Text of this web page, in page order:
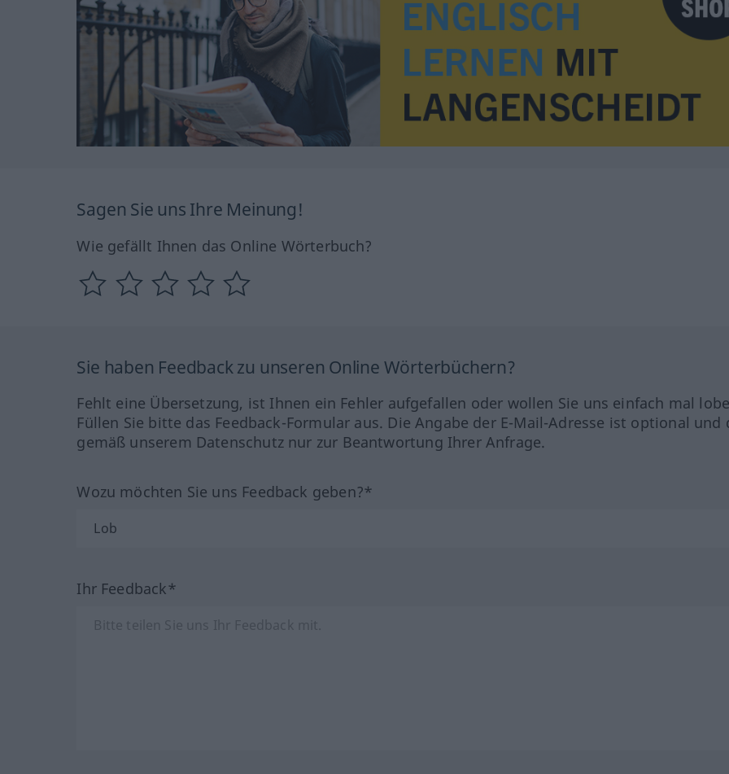
Sagen Sie uns Ihre Meinung!
Wie gefällt Ihnen das Online Wörterbuch?
Sie haben Feedback zu unseren Online Wörterbüchern?
Fehlt eine Übersetzung, ist Ihnen ein Fehler aufgefallen oder wollen Sie uns einfach mal
Füllen Sie bitte das Feedback-Formular aus. Die Angabe der E-Mail-Adresse ist optional und
gemäß unserem Datenschutz nur zur Beantwortung Ihrer Anfrage.
Wozu möchten Sie uns Feedback geben?*
Ihr Feedback*